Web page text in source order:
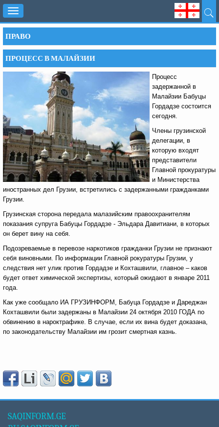
Toggle
navigation
ПРАВО
ПРОЦЕСС В МАЛАЙЗИИ
Процесс
задержанной в
Малайзии Бабуцы
Гордадзе состоится
сегодня.
Члены грузинской
делегации, в
которую входят
представители
Главной прокуратуры
и Министерства
иностранных дел Грузии, встретились с задержанными гражданками
Грузии.
Грузинская сторона передала малазийским правоохранителям
показания супруга Бабуцы Гордадзе - Эльдара Давитиани, в которых
он берет вину на себя.
Подозреваемые в перевозе наркотиков гражданки Грузии не признают
себя виновными. По информации Главной рокуратуры Грузии, у
следствия нет улик против Гордадзе и Кохташвили, главное – каков
будет ответ химической экспертизы, который ожидают в январе 2011
года.
Как уже сообщало ИА ГРУЗИНФОРМ, Бабуца Гордадзе и Дареджан
Кохташвили были задержаны в Малайзии 24 октября 2010 ГОДА по
обвинению в нароктрафике. В случае, если их вина будет доказана,
по законодательству Малайзии им грозит смертная казнь.
SAQINFORM.GE